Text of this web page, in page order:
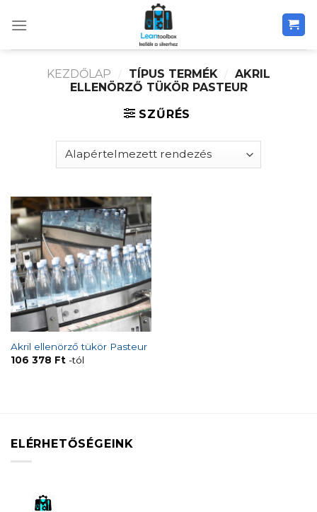
KEZDŐLAP / TÍPUS TERMÉK / AKRIL
ELLENÖRZŐ TÜKÖR PASTEUR
SZŰRÉS
Akril ellenörző tükör Pasteur
106 378 Ft-tól
ELÉRHETŐSÉGEINK